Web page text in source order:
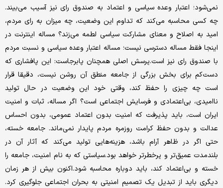
نمی‌شود؛ اعتبار وعده سیاسی و اعتماد به صندوق رای نیز آسیب می‌بیند.
چه کسی محاسبه می‌کند که تداوم این وضعیت، چه میزان به رای مردم،
امید به اصلاح و معنای مشارکت سیاسی لطمه می‌زند؟ مساله اینترنت در
اینجا فقط مساله دسترسی نیست؛ مساله اعتبار وعده سیاسی و نسبت مردم
با صندوق رای نیز است.پرسش اصلی همچنان پابرجاست: این پافشاری که
دست‌کم برای بخش بزرگی از جامعه منطق آن روشن نیست، دقیقا قرار
است چه چیزی را حفظ کند، وقتی خود این وضعیت در حال تولید
ناامیدی، بی‌اعتمادی و فرسایش اجتماعی است؟ اگر مساله، ثبات و امنیت
ایران است، باید پذیرفت که امنیت بدون اعتماد عمومی، بدون احساس
عدالت و بدون حفظ کرامت روزمره مردم پایدار نمی‌ماند. جامعه خسته،
حتی اگر در ظاهر آرام باشد، هزینه‌هایی تولید می‌کند که آثار آن در
بلندمدت عمیق‌تر و پرخطرتر خواهد بود.سیاستی که به نام امنیت، جامعه را
خسته و بی‌اعتماد کند، باید دوباره محاسبه شود.اکنون بیش از هر زمان
دیگری باید از تبدیل یک تصمیم امنیتی به بحران اجتماعی جلوگیری کرد.